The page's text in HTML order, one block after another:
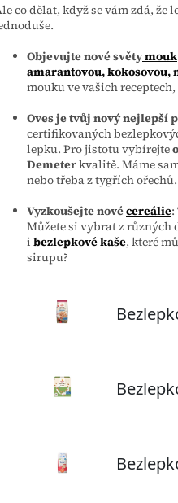
co dělat, když se vám zdá, že
Objevujte nové světymouk
amarantovou, kokosovou,
mouku ve vašich
Oves je tvůj nový nejlepší
certifikovaných
lepku. Pro jistotu vybírejte
Demeterkvalitě. Máme
nebo třeba z tygřích ořechů.
Vyzkoušejte novécereálie
Můžete si vybrat z různých
i bezlepkové kaše, které
sirupu?